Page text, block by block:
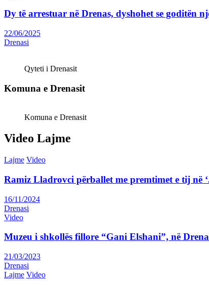
Dy të arrestuar në Drenas, dyshohet se goditën
22/06/2025
Drenasi
Qyteti i Drenasit
Komuna e Drenasit
Komuna e Drenasit
Video Lajme
Lajme Video
Ramiz Lladrovci përballet me premtimet e tij në
16/11/2024
Drenasi
Video
Muzeu i shkollës fillore “Gani Elshani”, në
21/03/2023
Drenasi
Lajme Video